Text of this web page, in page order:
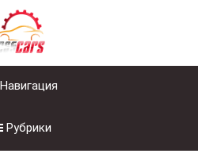
Навигация
Рубрики